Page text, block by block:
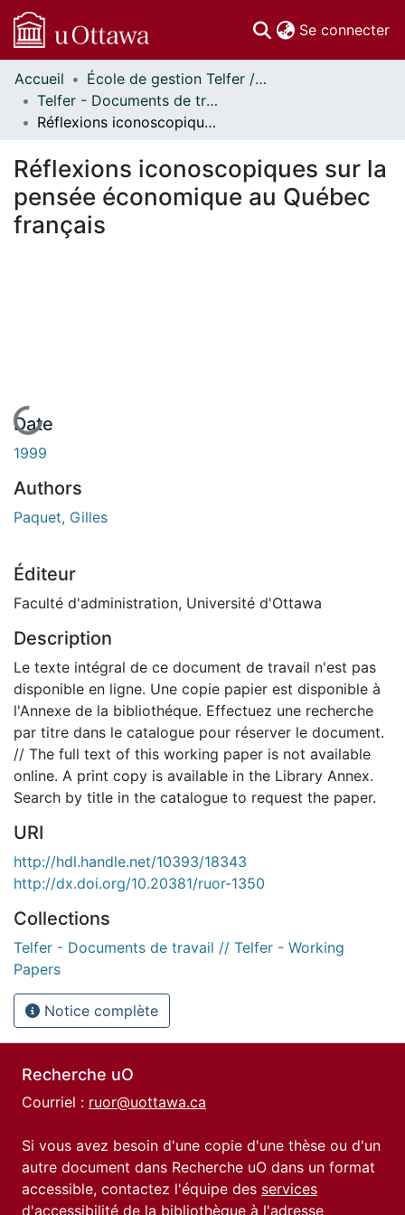
Se connecter
Communautés
et collections
Parcourir
À propos
Accueil
École de gestion Telfer // Telfer School of Management
Telfer - Documents de travail // Telfer - Working Papers
Réflexions iconoscopiques sur la pensée économique au Québec français
Réflexions iconoscopiques sur la
pensée économique au Québec
français
En cours de chargement...
Date
1999
Authors
Paquet, Gilles
Éditeur
Faculté d'administration, Université d'Ottawa
Description
Le texte intégral de ce document de travail n'est pas
disponible en ligne. Une copie papier est disponible à
l'Annexe de la bibliothéque. Effectuez une recherche
par titre dans le catalogue pour réserver le document.
// The full text of this working paper is not available
online. A print copy is available in the Library Annex.
Search by title in the catalogue to request the paper.
URI
http://hdl.handle.net/10393/18343
http://dx.doi.org/10.20381/ruor-1350
Collections
Telfer - Documents de travail // Telfer - Working
Papers
Notice complète
Recherche uO
Courriel : ruor@uottawa.ca
Si vous avez besoin d'une copie d'une thèse ou d'un
autre document dans Recherche uO dans un format
accessible, contactez l'équipe des services
d'accessibilité de la bibliothèque à l'adresse